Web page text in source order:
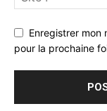
Enregistrer mon
pour la prochaine